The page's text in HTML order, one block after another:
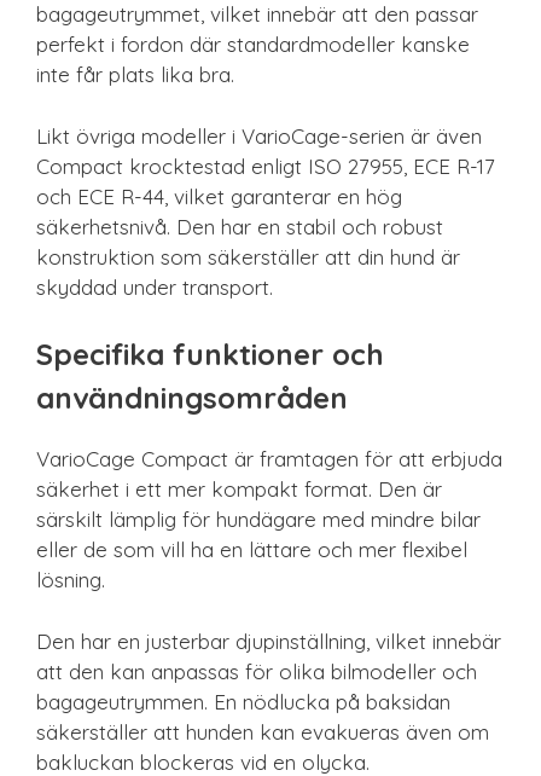
bagageutrymmet, vilket innebär att den passar
perfekt i fordon där standardmodeller kanske
inte får plats lika bra.
Likt övriga modeller i VarioCage-serien är även
Compact krocktestad enligt ISO 27955, ECE R-17
och ECE R-44, vilket garanterar en hög
säkerhetsnivå. Den har en stabil och robust
konstruktion som säkerställer att din hund är
skyddad under transport.
Specifika funktioner och
användningsområden
VarioCage Compact är framtagen för att erbjuda
säkerhet i ett mer kompakt format. Den är
särskilt lämplig för hundägare med mindre bilar
eller de som vill ha en lättare och mer flexibel
lösning.
Den har en justerbar djupinställning, vilket innebär
att den kan anpassas för olika bilmodeller och
bagageutrymmen. En nödlucka på baksidan
säkerställer att hunden kan evakueras även om
bakluckan blockeras vid en olycka.